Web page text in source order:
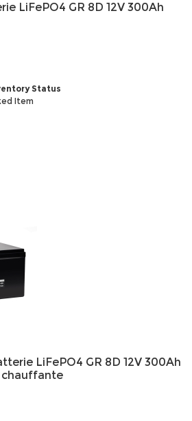
LiFePO4 GR 8D 12V 300Ah
Status
Item
LiFePO4 GR 8D 12V 300Ah
chauffante